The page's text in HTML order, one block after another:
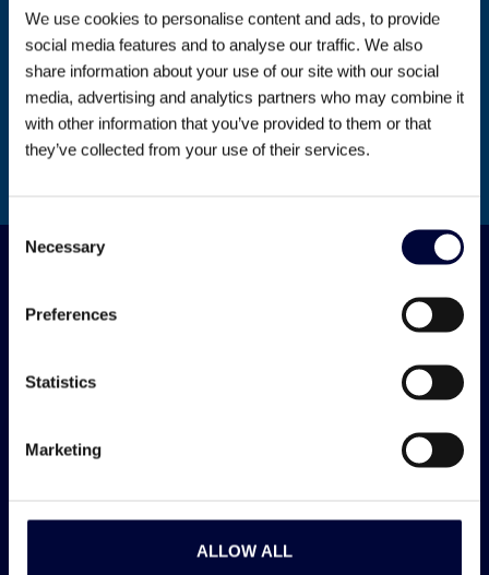
We use cookies to personalise content and ads, to provide
social media features and to analyse our traffic. We also
share information about your use of our site with our social
media, advertising and analytics partners who may combine it
with other information that you’ve provided to them or that
they’ve collected from your use of their services.
Consent
Selection
Necessary
Preferences
Statistics
Marketing
ALLOW ALL
vooruitgaat als mensen dat ook doen. Wij zijn er voor
engineers die verder willen en elke dag beter willen
worden – in kennis, in impact en in plezier. Jij bepaalt de
richting, wij zorgen voor het speelveld. Projecten in
hightech, food, pharma of machinebouw? Jij kiest.
SLUIT JE AAN BIJ ORCATECH
Bij Orcatech krijg je meer dan een mooi project. Je krijgt
extra vrije dagen tot sport met korting, jij kiest wat bij je